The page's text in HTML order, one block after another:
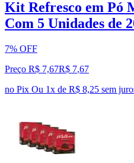
Kit Refresco em Pó
Com 5 Unidades de
7% OFF
Preço R$ 7,67R$ 7,67
no Pix Ou 1x de R$ 8,25 sem